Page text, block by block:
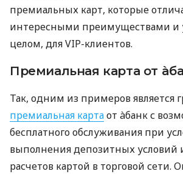
премиальных карт, которые
интересными преимуществами и
целом, для VIP-клиентов.
Премиальная карта от
Так, одним из примеров является
премиальная картаот àбанк с
бесплатного обслуживания при
выполнения депозитных условий
расчетов картой в торговой сети.